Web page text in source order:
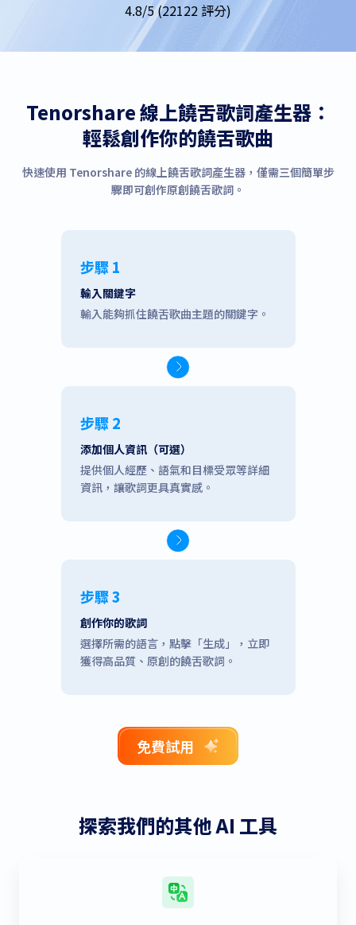
4.8/5(22122 評分)
Tenorshare 線上饒舌歌詞產生器：
輕鬆創作你的饒舌歌曲
快速使用 Tenorshare 的線上饒舌歌詞產生器，僅需三個簡單步
驟即可創作原創饒舌歌詞。
步驟 1
輸入關鍵字
輸入能夠抓住饒舌歌曲主題的關鍵字。
步驟 2
添加個人資訊（可選）
提供個人經歷、語氣和目標受眾等詳細
資訊，讓歌詞更具真實感。
步驟 3
創作你的歌詞
選擇所需的語言，點擊「生成」，立即
獲得高品質、原創的饒舌歌詞。
免費試用
探索我們的其他 AI 工具